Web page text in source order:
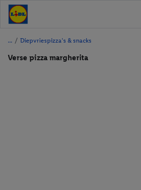
/ Diepvriespizza's & snacks
Verse pizza margherita